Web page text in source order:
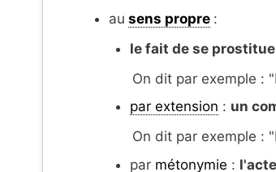
au sens propre :
le fait de se
On dit par exemple :
par extension : un
On dit par exemple :
par métonymie :